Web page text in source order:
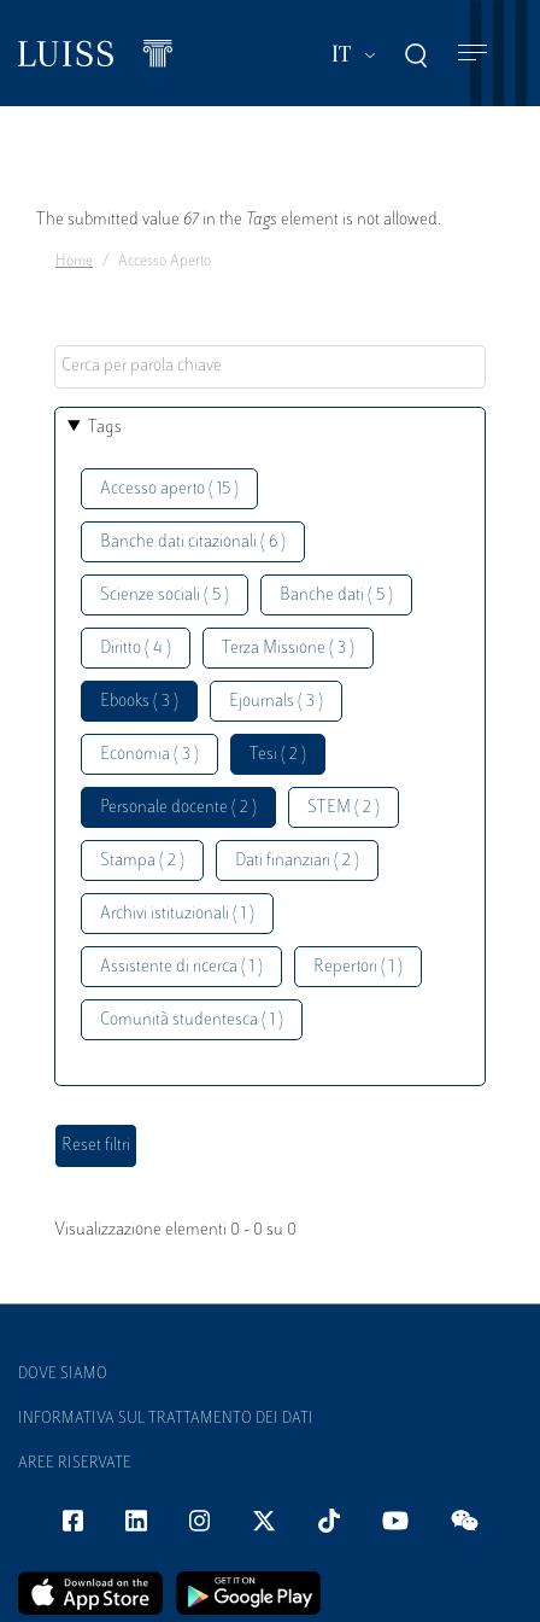
contenuto
IT Mostra ulteriori
Messaggio
di
The submitted value 67 in the Tags element is not allowed.
Home Accesso Aperto
Tags
Accesso aperto ( 15 )
Banche dati citazionali ( 6 )
Scienze sociali ( 5 ) Banche dati ( 5 )
Diritto ( 4 ) Terza Missione ( 3 )
Ebooks ( 3 ) Ejournals ( 3 )
Economia ( 3 ) Tesi ( 2 )
Personale docente ( 2 ) STEM ( 2 )
Stampa ( 2 ) Dati finanziari ( 2 )
Archivi istituzionali ( 1 )
Assistente di ricerca ( 1 ) Repertori ( 1 )
Comunità studentesca ( 1 )
Visualizzazione elementi 0 - 0 su 0
DOVE SIAMO
INFORMATIVA SUL TRATTAMENTO DEI DATI
AREE RISERVATE